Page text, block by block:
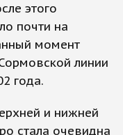
этого
почти на
момент
линии
года.
и нижней
стала очевидна